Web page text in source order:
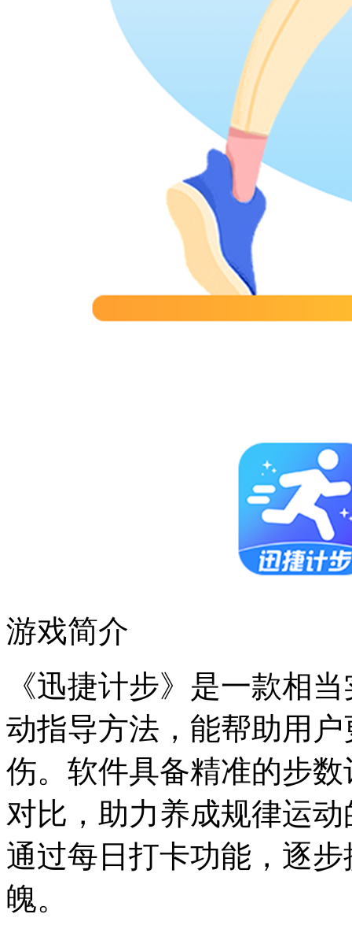
游戏简介
《迅捷计步》是一款相
动指导方法，能帮助用
伤。软件具备精准的步
对比，助力养成规律运
通过每日打卡功能，逐
魄。